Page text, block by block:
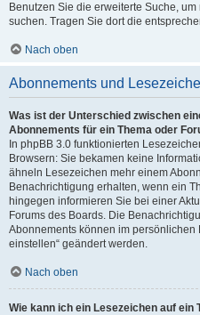
Benutzen Sie die erweiterte Suche,
suchen. Tragen Sie dort die
Nach oben
Abonnements und
Was ist der Unterschied zwischen
Abonnements für ein Thema oder
In phpBB 3.0 funktionierten
Browsern: Sie bekamen keine
ähneln Lesezeichen mehr einem
Benachrichtigung erhalten, wenn ein
hingegen informieren Sie bei einer
Forums des Boards. Die
Abonnements können im persönlichen
einstellen“ geändert werden.
Nach oben
Wie kann ich ein Lesezeichen auf ein